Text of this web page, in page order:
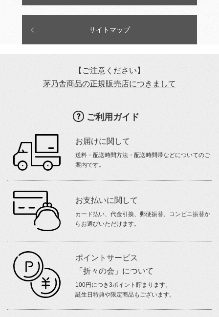
サイトマップ
【ご注意ください】
茅乃舎商品の正規販売店につきまして
ご利用ガイド
お届けに関して
送料・配送時間方法・配送時間帯などについてのご
案内です。
お支払いに関して
カード払い、代金引換、郵便振替、コンビニ振替か
らお選びいただけます。
ポイントサービス
「折々の会」について
100円につき3ポイント貯まります。
誕生日特典や限定商品もございます。